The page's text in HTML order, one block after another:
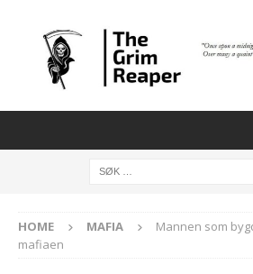
HOME MAFIA
Mannen som
mafiaen